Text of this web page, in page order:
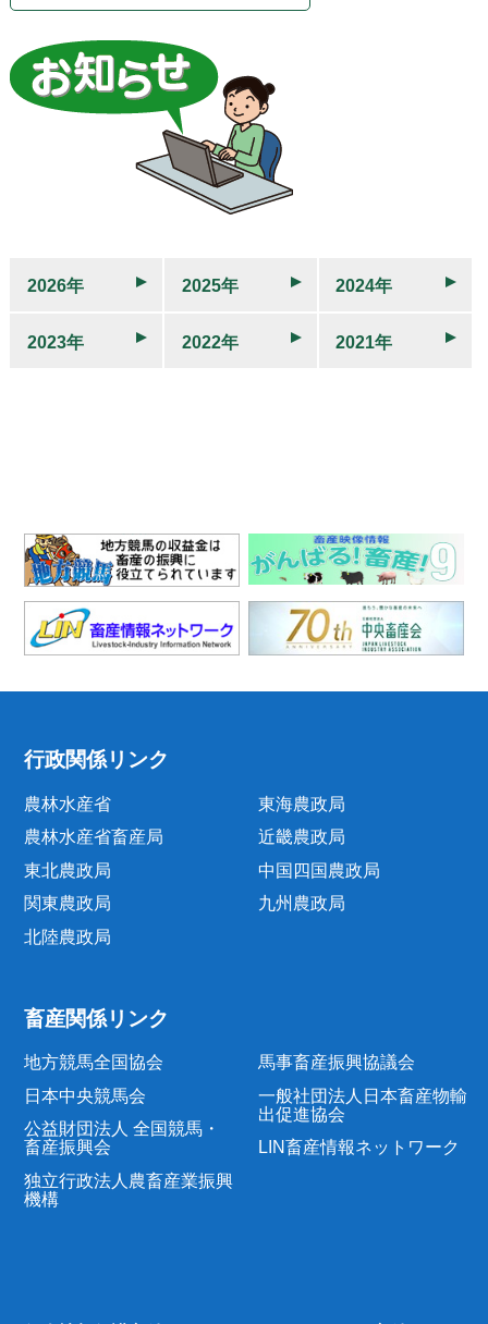
2026年 2025年 2024年
2023年 2022年 2021年
行政関係リンク
農林水産省
農林水産省畜産局
東北農政局
関東農政局
北陸農政局
東海農政局
近畿農政局
中国四国農政局
九州農政局
畜産関係リンク
地方競馬全国協会
日本中央競馬会
公益財団法人 全国競馬・
畜産振興会
独立行政法人農畜産業振興
機構
馬事畜産振興協議会
一般社団法人日本畜産物輸
出促進協会
LIN畜産情報ネットワーク